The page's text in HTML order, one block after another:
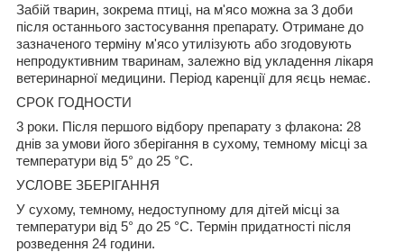
Забій тварин, зокрема птиці, на м'ясо можна за 3 доби
після останнього застосування препарату. Отримане до
зазначеного терміну м'ясо утилізують або згодовують
непродуктивним тваринам, залежно від укладення лікаря
ветеринарної медицини. Період каренції для яєць немає.
СРОК ГОДНОСТИ
3 роки. Після першого відбору препарату з флакона: 28
днів за умови його зберігання в сухому, темному місці за
температури від 5° до 25 °C.
УСЛОВЕ ЗБЕРІГАННЯ
У сухому, темному, недоступному для дітей місці за
температури від 5° до 25 °C. Термін придатності після
розведення 24 години.